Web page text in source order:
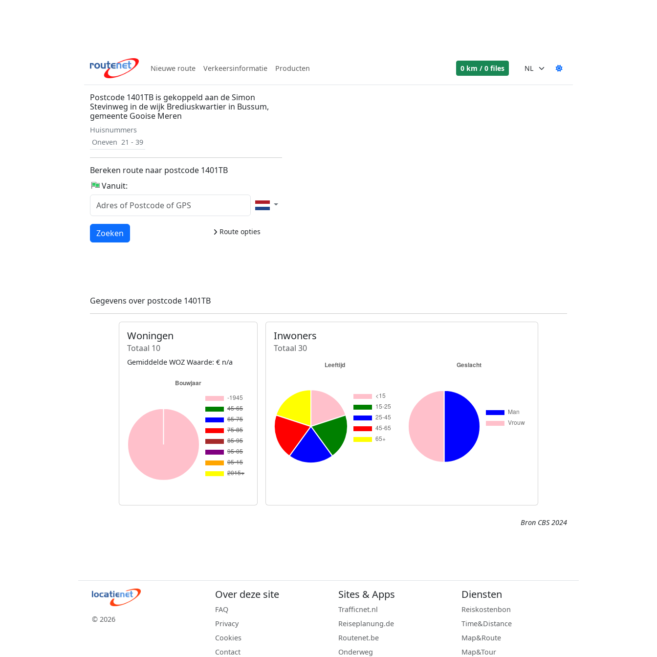
Nieuwe route Verkeersinformatie Producten 0 km / 0 files
Postcode 1401TB is gekoppeld aan de Simon
Stevinweg in de wijk Brediuskwartier in Bussum,
gemeente Gooise Meren
Huisnummers
Oneven 21 - 39
Bereken route naar postcode 1401TB
Vanuit:
Route opties
Laden...
Zoeken
Gegevens over postcode 1401TB
Woningen
Totaal 10
Gemiddelde WOZ Waarde: € n/a
Inwoners
Totaal 30
Bron CBS 2024
© 2026
Over deze site
FAQ
Privacy
Cookies
Contact
Sites & Apps
Trafficnet.nl
Reiseplanung.de
Routenet.be
Onderweg
Diensten
Reiskostenbon
Time&Distance
Map&Route
Map&Tour